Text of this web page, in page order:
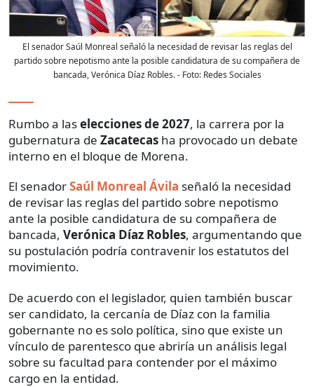
El senador Saúl Monreal señaló la necesidad de revisar las reglas del
partido sobre nepotismo ante la posible candidatura de su compañera de
bancada, Verónica Díaz Robles.- Foto: Redes Sociales
Rumbo a laselecciones de 2027, la carrera por la
gubernatura de Zacatecas ha provocado un debate
interno en el bloque de Morena.
El senadorSaúl Monreal Ávila señaló la necesidad
de revisar las reglas del partido sobre nepotismo
ante la posible candidatura de su compañera de
bancada, Verónica Díaz Robles, argumentando que
su postulación podría contravenir los estatutos del
movimiento.
De acuerdo con el legislador, quien también buscar
ser candidato, la cercanía de Díaz con la familia
gobernante no es solo política, sino que existe un
vínculo de parentesco que abriría un análisis legal
sobre su facultad para contender por el máximo
cargo en la entidad.